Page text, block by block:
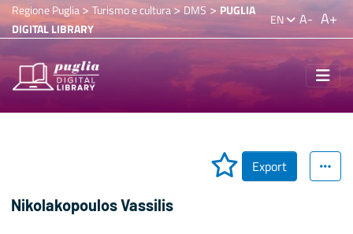
Regione Puglia> Turismo e cultura>DMS > PUGLIA
DIGITAL LIBRARY
EN A- A+
Export
Nikolakopoulos Vassilis